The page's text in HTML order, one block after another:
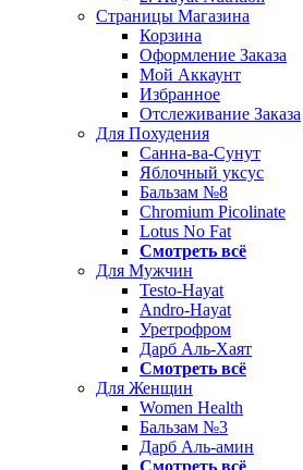
Страницы Магазина
Корзина
Оформление Заказа
Мой Аккаунт
Избранное
Отслеживание Заказа
Для Похудения
Санна-ва-Сунут
Яблочный уксус
Бальзам №8
Chromium Picolinate
Lotus No Fat
Смотреть всё
Для Мужчин
Testo-Hayat
Andro-Hayat
Уретрофром
Дарб Аль-Хаят
Смотреть всё
Для Женщин
Women Health
Бальзам №3
Дарб Аль-амин
Смотреть всё